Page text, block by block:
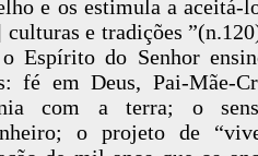
e os estimula a aceitá-
e tradições
Espírito do Senhor
fé em Deus, Pai-Mãe-
com a terra; o
o projeto de